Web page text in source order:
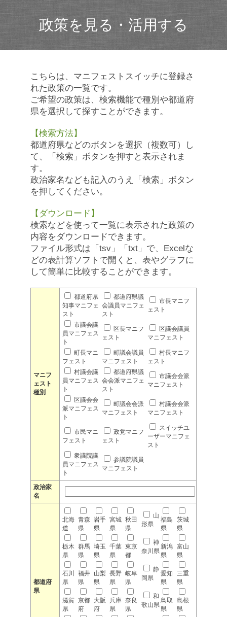
政策を見る・活用する
こちらは、マニフェストスイッチに登録さ
れた政策の一覧です。
ご希望の政策は、検索機能で種別や都道府
県を選択して探すことができます。
【検索方法】
都道府県などのボタンを選択（複数可）し
て、「検索」ボタンを押すと表示されま
す。
政治家名なども記入のうえ「検索」ボタン
を押してください。
【ダウンロード】
検索などを使って一覧に表示された政策の
内容をダウンロードできます。
ファイル形式は「tsv」「txt」で、Excelな
どの表計算ソフトで開くと、表やグラフに
して簡単に比較することができます。
マニフ
ェスト
種別
都道府県
知事マニフェ
スト
都道府県議
会議員マニフェ
スト
市長マニフ
ェスト
市議会議
員マニフェス
ト
区長マニフ
ェスト
区議会議員
マニフェスト
町長マニ
フェスト
町議会議員
マニフェスト
村長マニフ
ェスト
村議会議
員マニフェス
ト
都道府県議
会会派マニフェ
スト
市議会会派
マニフェスト
区議会会
派マニフェス
ト
町議会会派
マニフェスト
村議会会派
マニフェスト
市民マニ
フェスト
政党マニフ
ェスト
スイッチユ
ーザーマニフェ
スト
衆議院議
員マニフェス
ト
参議院議員
マニフェスト
政治家
名
都道府
県
北海
道
青森
県
岩手
県
宮城
県
秋田
県
山
形県
福島
県
茨城
県
栃木
県
群馬
県
埼玉
県
千葉
県
東京
都
神
奈川県
新潟
県
富山
県
石川
県
福井
県
山梨
県
長野
県
岐阜
県
静
岡県
愛知
県
三重
県
滋賀
県
京都
府
大阪
府
兵庫
県
奈良
県
和
歌山県
鳥取
県
島根
県